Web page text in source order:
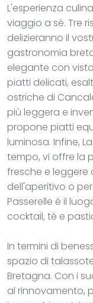
L'esperienza
viaggio a sé. Tre
delizieranno il
gastronomia
elegante con
piatti delicati,
ostriche di
più leggera e
propone piatti
luminosa. Infine,
tempo, vi offre la
fresche e leggere
dell'aperitivo o
Passerelle è il
cocktail, tè e
In termini di
spazio di
Bretagna. Con i
al rinnovamento,